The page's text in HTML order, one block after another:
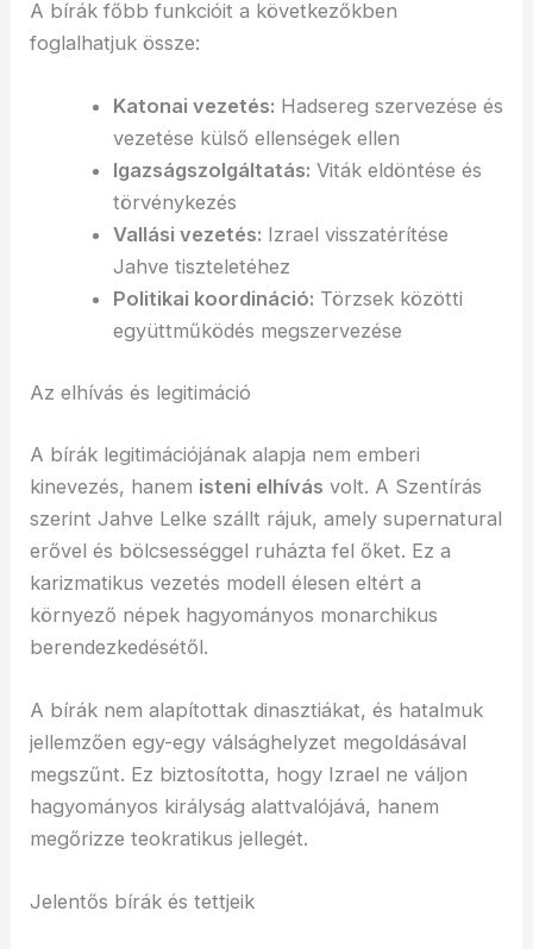
A bírák főbb funkcióit a következőkben
foglalhatjuk össze:
Katonai vezetés: Hadsereg szervezése és
vezetése külső ellenségek ellen
Igazságszolgáltatás: Viták eldöntése és
törvénykezés
Vallási vezetés: Izrael visszatérítése
Jahve tiszteletéhez
Politikai koordináció: Törzsek közötti
együttműködés megszervezése
Az elhívás és legitimáció
A bírák legitimációjának alapja nem emberi
kinevezés, hanem isteni elhívás volt. A Szentírás
szerint Jahve Lelke szállt rájuk, amely supernatural
erővel és bölcsességgel ruházta fel őket. Ez a
karizmatikus vezetés modell élesen eltért a
környező népek hagyományos monarchikus
berendezkedésétől.
A bírák nem alapítottak dinasztiákat, és hatalmuk
jellemzően egy-egy válsághelyzet megoldásával
megszűnt. Ez biztosította, hogy Izrael ne váljon
hagyományos királyság alattvalójává, hanem
megőrizze teokratikus jellegét.
Jelentős bírák és tettjeik